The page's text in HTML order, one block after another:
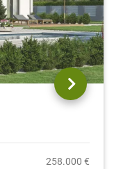
258.000 €